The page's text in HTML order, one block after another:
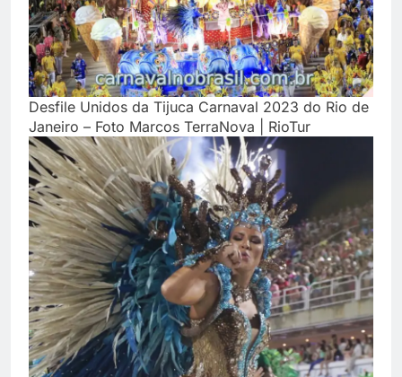
Desfile Unidos da Tijuca Carnaval 2023 do Rio de
Janeiro – Foto Marcos TerraNova | RioTur